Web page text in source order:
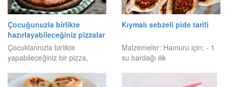
Çocuğunuzla birlikte
hazırlayabileceğiniz pizzalar
Çocuklarınızla birlikte
yapabileceğiniz bir pizza,
Kıymalı sebzeli pide tarifi
Malzemeler: Hamuru için; - 1
su bardağı ılık